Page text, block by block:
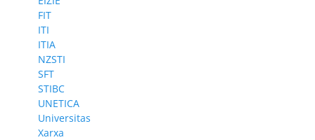
FIT
ITI
ITIA
NZSTI
SFT
STIBC
UNETICA
Universitas
Xarxa